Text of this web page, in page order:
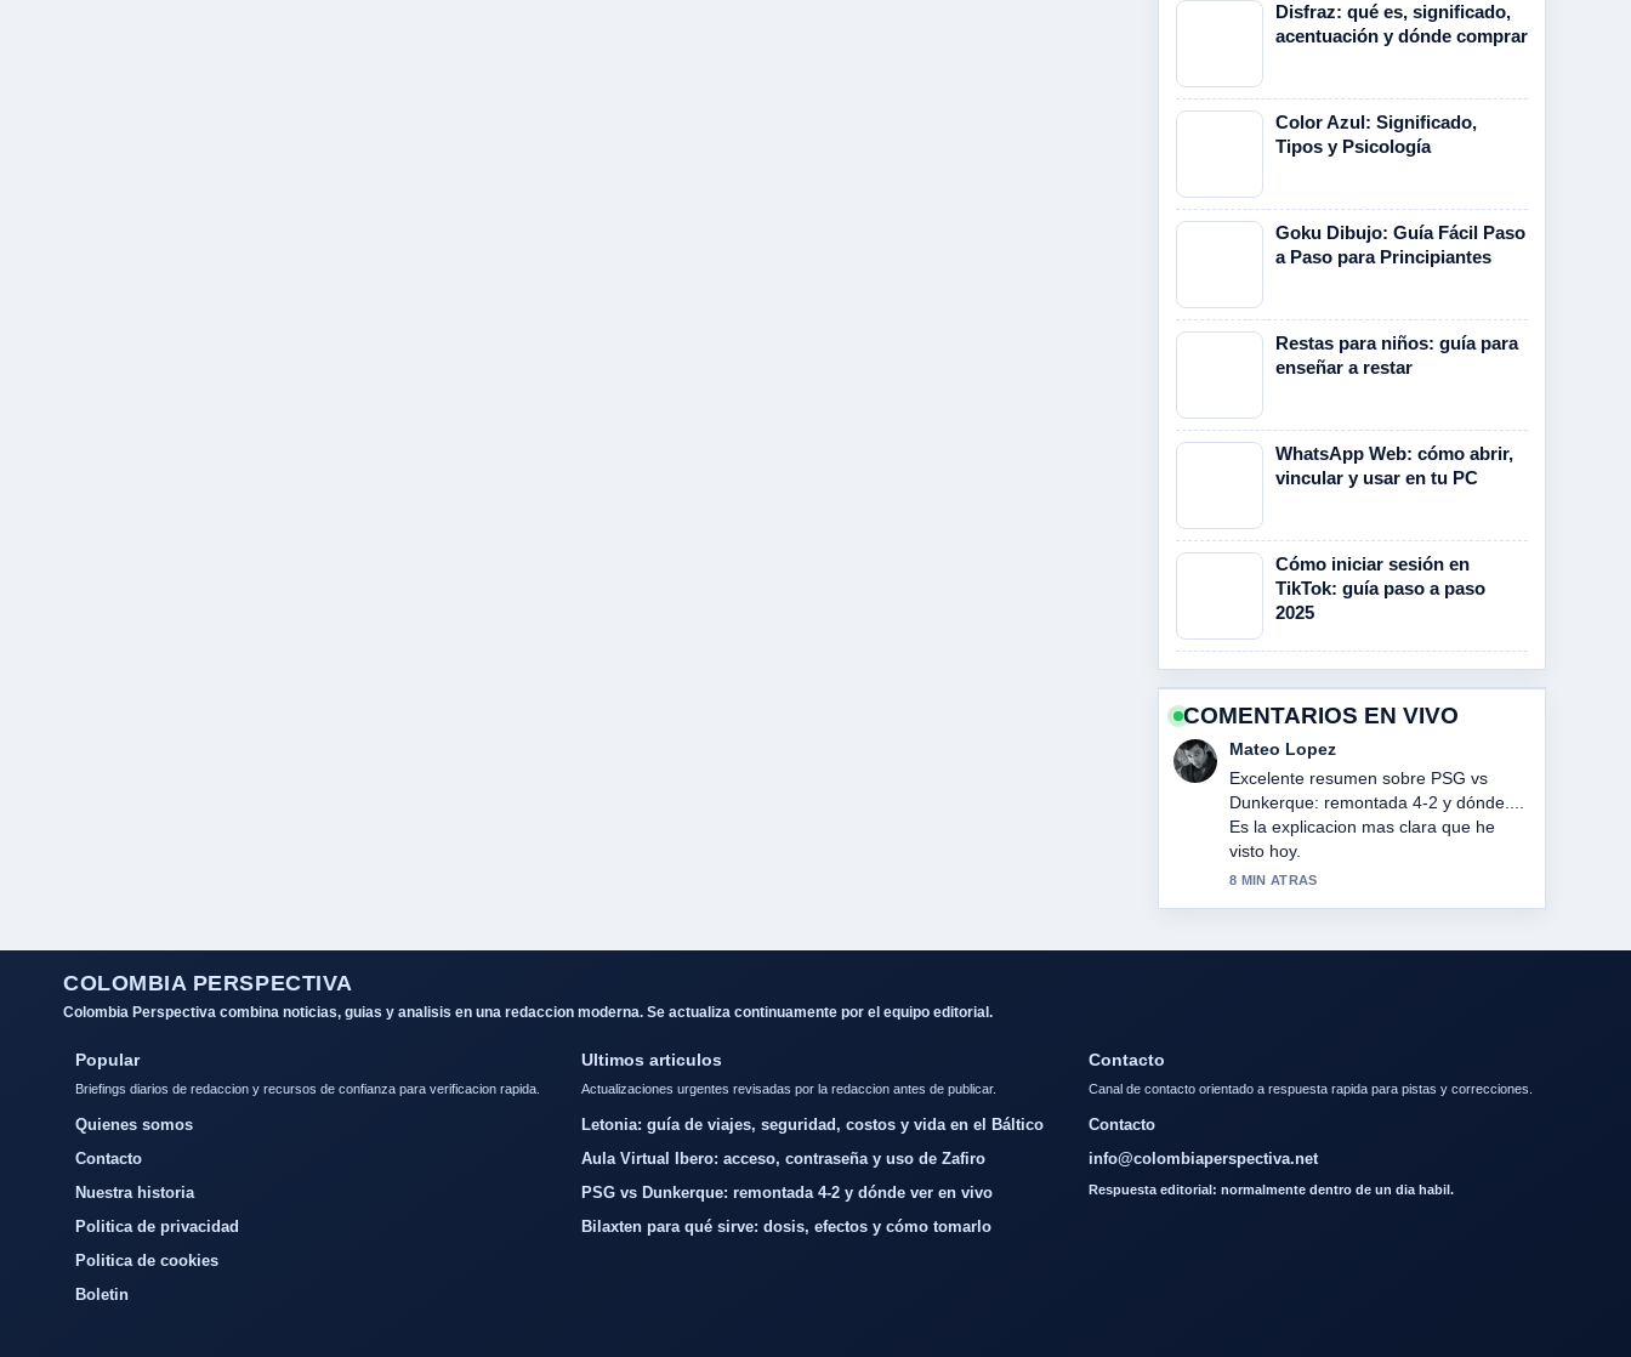
Disfraz: qué es, significado,
acentuación y dónde comprar
Color Azul: Significado,
Tipos y Psicología
Goku Dibujo: Guía Fácil Paso
a Paso para Principiantes
Restas para niños: guía para
enseñar a restar
WhatsApp Web: cómo abrir,
vincular y usar en tu PC
Cómo iniciar sesión en
TikTok: guía paso a paso
2025
COMENTARIOS EN VIVO
Mateo Lopez
Excelente resumen sobre PSG vs
Dunkerque: remontada 4-2 y dónde....
Es la explicacion mas clara que he
visto hoy.
8 MIN ATRAS
COLOMBIA PERSPECTIVA
Colombia Perspectiva combina noticias, guias y analisis en una redaccion moderna. Se actualiza continuamente por el equipo editorial.
Popular
Briefings diarios de redaccion y recursos de confianza para verificacion rapida.
Quienes somos
Contacto
Nuestra historia
Politica de privacidad
Politica de cookies
Boletin
Ultimos articulos
Actualizaciones urgentes revisadas por la redaccion antes de publicar.
Letonia: guía de viajes, seguridad, costos y vida en el Báltico
Aula Virtual Ibero: acceso, contraseña y uso de Zafiro
PSG vs Dunkerque: remontada 4-2 y dónde ver en vivo
Bilaxten para qué sirve: dosis, efectos y cómo tomarlo
Contacto
Canal de contacto orientado a respuesta rapida para pistas y correcciones.
Contacto
info@colombiaperspectiva.net
Respuesta editorial: normalmente dentro de un dia habil.